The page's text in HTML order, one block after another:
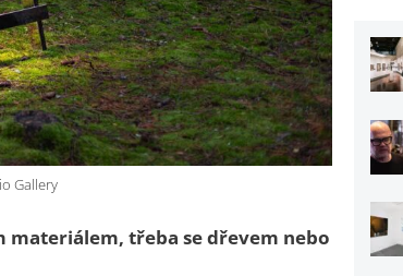
Gallery
materiálem, třeba se dřevem nebo